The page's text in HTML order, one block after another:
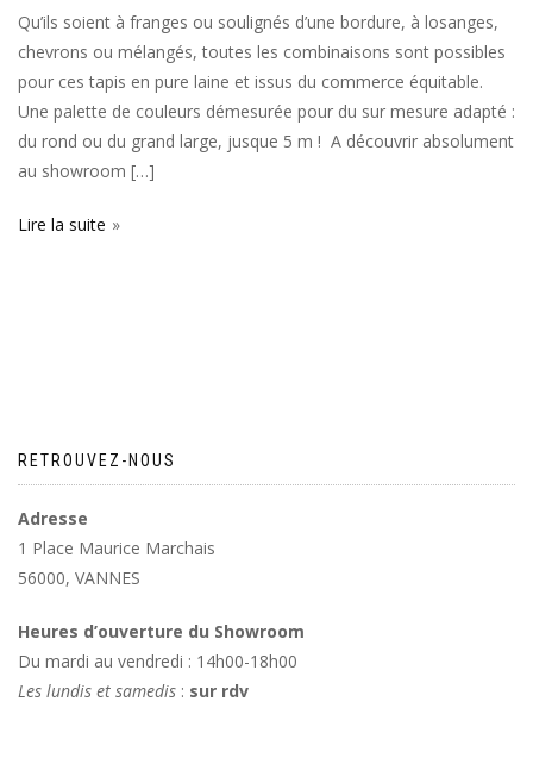
Qu’ils soient à franges ou soulignés d’une bordure, à losanges,
chevrons ou mélangés, toutes les combinaisons sont possibles
pour ces tapis en pure laine et issus du commerce équitable.
Une palette de couleurs démesurée pour du sur mesure adapté :
du rond ou du grand large, jusque 5 m ! A découvrir absolument
au showroom […]
Lire la suite
RETROUVEZ-NOUS
Adresse
1 Place Maurice Marchais
56000, VANNES
Heures d’ouverture du Showroom
Du mardi au vendredi : 14h00-18h00
Les lundis et samedis : sur rdv